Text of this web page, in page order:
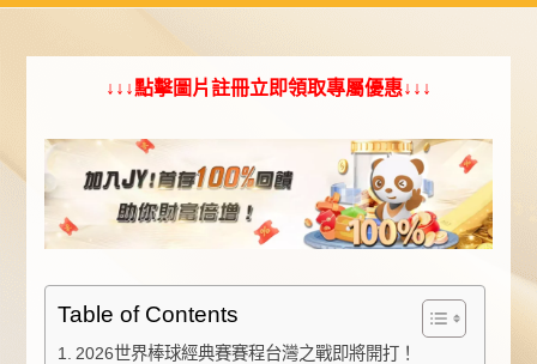
↓↓↓點擊圖片註冊立即領取專屬優惠↓↓↓
Table of Contents
2026世界棒球經典賽賽程台灣之戰即將開打！